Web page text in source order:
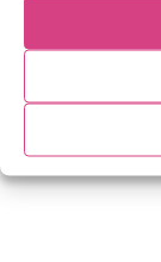
Soveltuu
Rajoitetaan